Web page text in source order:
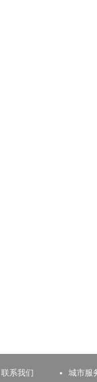
联系我们 城市服